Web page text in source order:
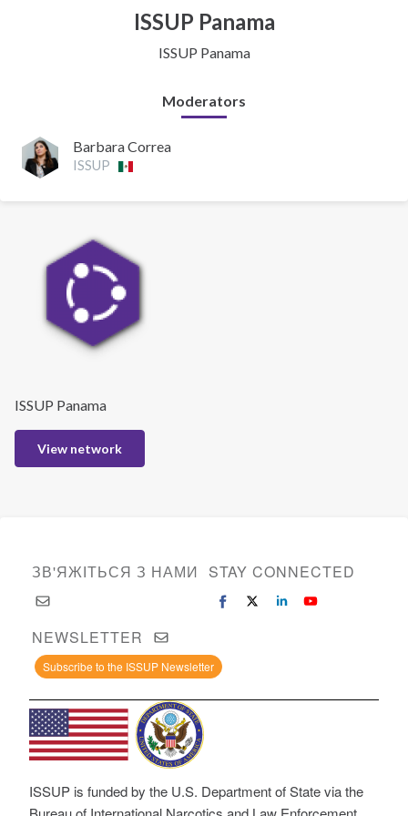
ISSUP Panama
ISSUP Panama
Moderators
Barbara Correa
ISSUP
ISSUP Panama
View network
ЗВ'ЯЖІТЬСЯ З НАМИ STAY CONNECTED
NEWSLETTER
Subscribe to the ISSUP Newsletter
ISSUP is funded by the U.S. Department of State via the